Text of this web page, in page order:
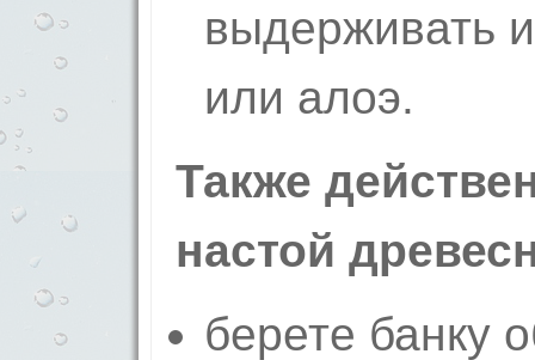
выдерживать
или алоэ.
Также
настой
берете банку